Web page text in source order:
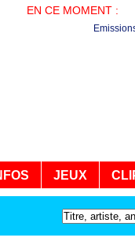
EN CE MOMENT :
JEUX